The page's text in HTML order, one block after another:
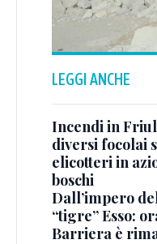
LEGGI ANCHE
Incendi in
diversi focolai
elicotteri in
boschi
Dall’impero
“tigre” Esso:
Barriera è